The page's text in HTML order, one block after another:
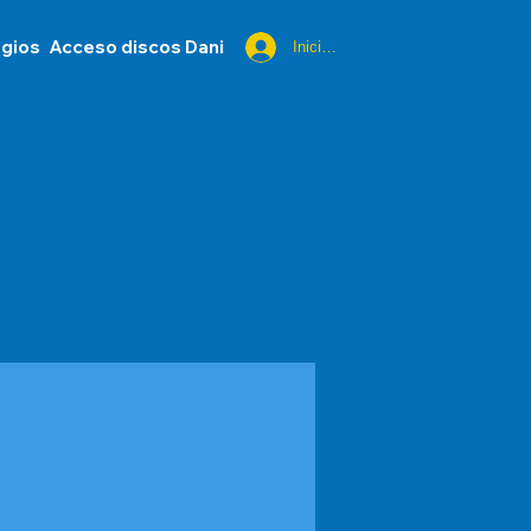
Acceso discos Dani Iniciar sesión